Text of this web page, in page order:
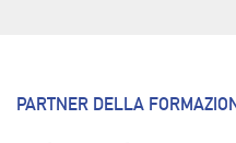
PARTNER DELLA